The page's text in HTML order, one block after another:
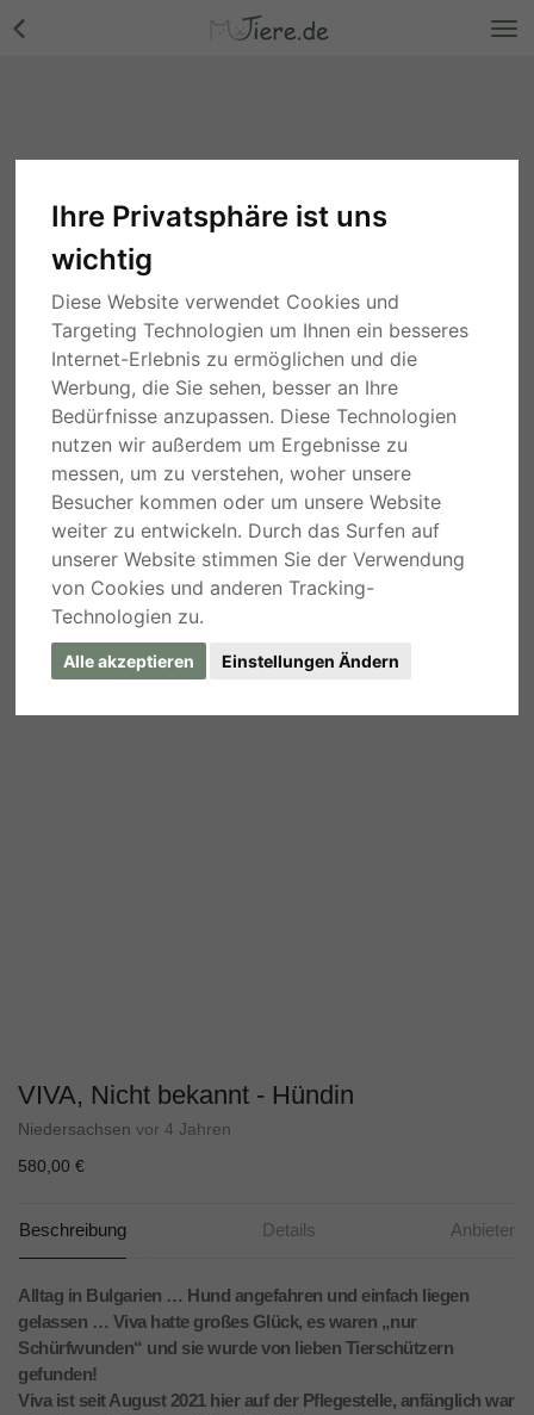
Ihre Privatsphäre ist uns
wichtig
Diese Website verwendet Cookies und
Targeting Technologien um Ihnen ein besseres
Internet-Erlebnis zu ermöglichen und die
Werbung, die Sie sehen, besser an Ihre
Bedürfnisse anzupassen. Diese Technologien
nutzen wir außerdem um Ergebnisse zu
messen, um zu verstehen, woher unsere
Besucher kommen oder um unsere Website
weiter zu entwickeln. Durch das Surfen auf
unserer Website stimmen Sie der Verwendung
von Cookies und anderen Tracking-
Technologien zu.
Alle akzeptieren Einstellungen Ändern
VIVA, Nicht bekannt - Hündin
Niedersachsen vor 4 Jahren
580,00 €
Beschreibung Details Anbieter
Alltag in Bulgarien … Hund angefahren und einfach liegen
gelassen … Viva hatte großes Glück, es waren „nur
Schürfwunden“ und sie wurde von lieben Tierschützern
gefunden!
Viva ist seit August 2021 hier auf der Pflegestelle, anfänglich war